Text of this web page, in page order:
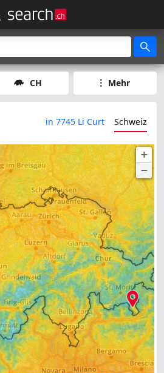
CH Mehr
in 7745 Li Curt Schweiz
+
−